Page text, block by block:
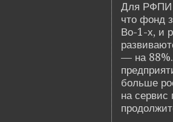
Для РФПИ
что фонд
Во-1-х, и
— на
больше
на сервис